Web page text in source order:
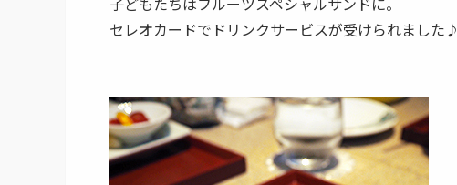
セレオカードでドリンクサービスが受けられました♪